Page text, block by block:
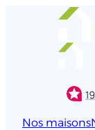
Nos maisons